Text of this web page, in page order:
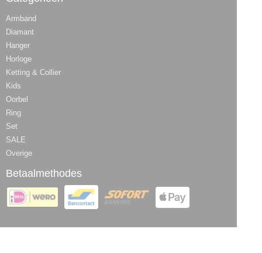
Armband
Diamant
Hanger
Horloge
Ketting & Collier
Kids
Oorbel
Ring
Set
SALE
Overige
Betaalmethodes